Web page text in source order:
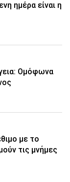
ημέρα είναι η
Ομόφωνα
με το
τις μνήμες